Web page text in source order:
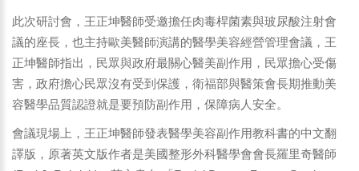
此次研討會，王正坤醫師受邀擔任肉毒桿菌素與玻尿酸注射會
議的座長，也主持歐美醫師演講的醫學美容經營管理會議，王
正坤醫師指出，民眾與政府最關心醫美副作用，民眾擔心受傷
害，政府擔心民眾沒有受到保護，衛福部與醫策會長期推動美
容醫學品質認證就是要預防副作用，保障病人安全。
會議現場上，王正坤醫師發表醫學美容副作用教科書的中文翻
譯版，原著英文版作者是美國整形外科醫學會會長羅里奇醫師